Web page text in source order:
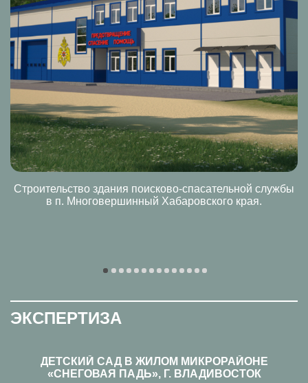
Строительство здания поисково-спасательной службы
в п. Многовершинный Хабаровского края.
ЭКСПЕРТИЗА
ДЕТСКИЙ САД В ЖИЛОМ МИКРОРАЙОНЕ
«СНЕГОВАЯ ПАДЬ», Г. ВЛАДИВОСТОК